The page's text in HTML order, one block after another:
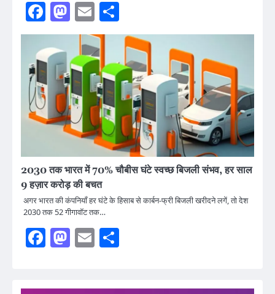
Facebook
Mastodon
Email
2030 तक भारत में 70% चौबीस घंटे स्वच्छ बिजली संभव, हर साल
9 हज़ार करोड़ की बचत
अगर भारत की कंपनियाँ हर घंटे के हिसाब से कार्बन-फ्री बिजली खरीदने लगें, तो देश
2030 तक 52 गीगावॉट तक…
Facebook
Mastodon
Email